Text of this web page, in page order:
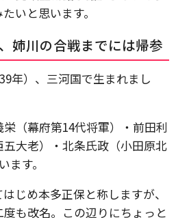
いと思います。
姉川の合戦までには帰参
年）、三河国で生まれまし
（幕府第14代将軍）・前田利
大老）・北条氏政（小田原北
す。
じめ本多正保と称しますが、
も改名。この辺りにちょっと